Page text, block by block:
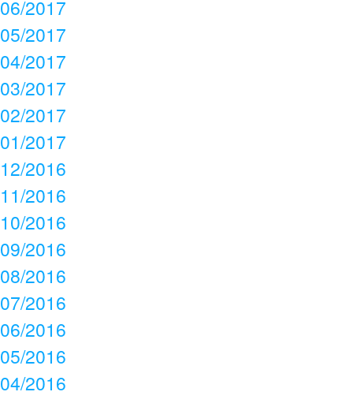
06/2017
05/2017
04/2017
03/2017
02/2017
01/2017
12/2016
11/2016
10/2016
09/2016
08/2016
07/2016
06/2016
05/2016
04/2016